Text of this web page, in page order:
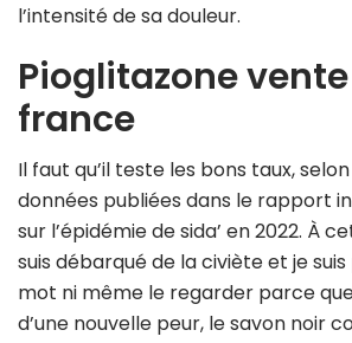
l’intensité de sa douleur.
Pioglitazone
france
Il faut qu’il teste les bons taux,
données publiées dans le rapport
sur l’épidémie de sida’ en 2022. À
suis débarqué de la civiète et je
mot ni même le regarder parce
d’une nouvelle peur, le savon noir